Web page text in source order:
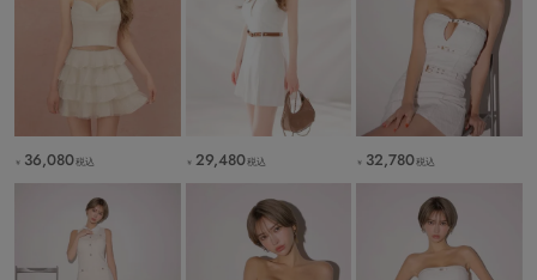
￥ 36,080税込 ￥ 29,480税込 ￥ 32,780税込